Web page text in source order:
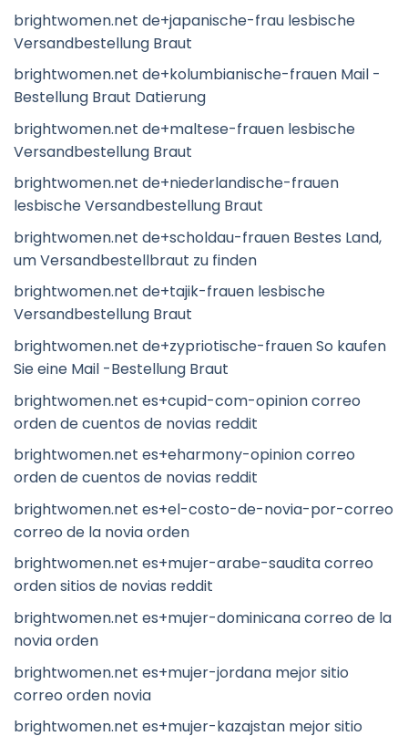
brightwomen.net de+japanische-frau lesbische
Versandbestellung Braut
brightwomen.net de+kolumbianische-frauen Mail -
Bestellung Braut Datierung
brightwomen.net de+maltese-frauen lesbische
Versandbestellung Braut
brightwomen.net de+niederlandische-frauen
lesbische Versandbestellung Braut
brightwomen.net de+scholdau-frauen Bestes Land,
um Versandbestellbraut zu finden
brightwomen.net de+tajik-frauen lesbische
Versandbestellung Braut
brightwomen.net de+zypriotische-frauen So kaufen
Sie eine Mail -Bestellung Braut
brightwomen.net es+cupid-com-opinion correo
orden de cuentos de novias reddit
brightwomen.net es+eharmony-opinion correo
orden de cuentos de novias reddit
brightwomen.net es+el-costo-de-novia-por-correo
correo de la novia orden
brightwomen.net es+mujer-arabe-saudita correo
orden sitios de novias reddit
brightwomen.net es+mujer-dominicana correo de la
novia orden
brightwomen.net es+mujer-jordana mejor sitio
correo orden novia
brightwomen.net es+mujer-kazajstan mejor sitio